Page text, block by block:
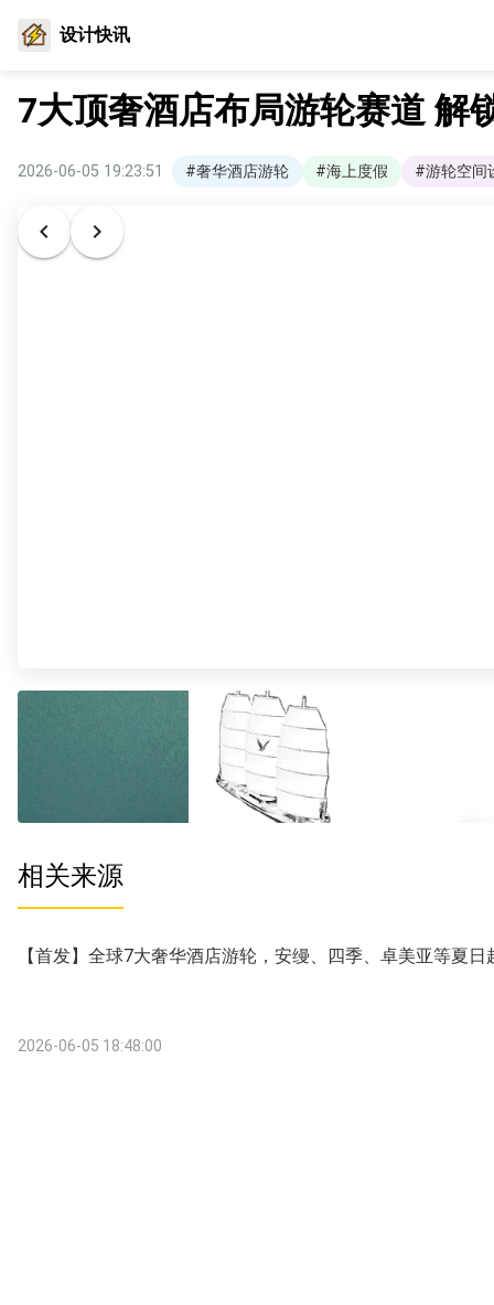
设计快讯
7大顶奢酒店布局游轮赛道 解
2026-06-05 19:23:51 #奢华酒店游轮 #海上度假 #游轮空间
相关来源
【首发】全球7大奢华酒店游轮，安缦、四季、卓美亚等夏日
2026-06-05 18:48:00